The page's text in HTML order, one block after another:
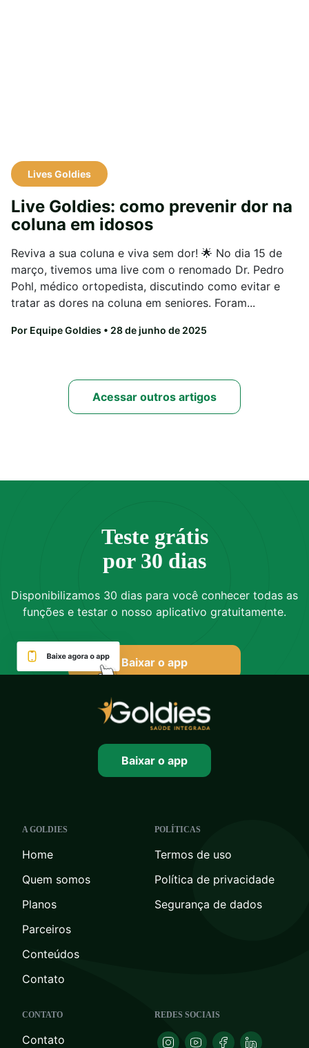
Lives Goldies
Live Goldies: como prevenir dor na
coluna em idosos
Reviva a sua coluna e viva sem dor! 🌟 No dia 15 de
março, tivemos uma live com o renomado Dr. Pedro
Pohl, médico ortopedista, discutindo como evitar e
tratar as dores na coluna em seniores. Foram...
Por Equipe Goldies • 28 de junho de 2025
Acessar outros artigos
Teste grátis
por 30 dias
Disponibilizamos 30 dias para você conhecer todas as
funções e testar o nosso aplicativo gratuitamente.
Baixar o app
Baixar o app
A GOLDIES
Home
Quem somos
Planos
Parceiros
Conteúdos
Contato
POLÍTICAS
Termos de uso
Política de privacidade
Segurança de dados
CONTATO
Contato
REDES SOCIAIS